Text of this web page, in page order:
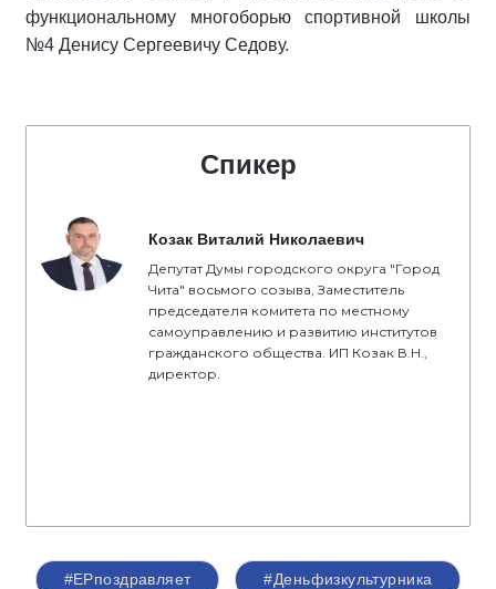
функциональному многоборью спортивной школы
№4 Денису Сергеевичу Седову.
Спикер
Козак Виталий Николаевич
Депутат Думы городского округа "Город
Чита" восьмого созыва, Заместитель
председателя комитета по местному
самоуправлению и развитию институтов
гражданского общества. ИП Козак В.Н.,
директор.
#ЕРпоздравляет #Деньфизкультурника